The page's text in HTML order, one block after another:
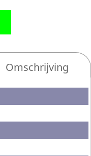
Omschrijving